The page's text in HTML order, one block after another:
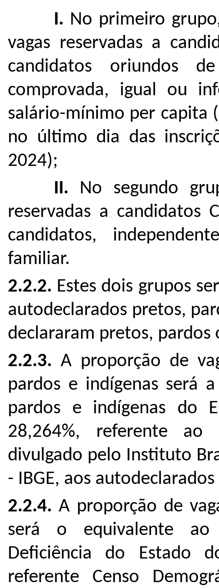
I. No primeiro
vagas reservadas a
candidatos oriundos
comprovada, igual ou
salário-mínimo per capita
no último dia das
2024);
II. No segundo
reservadas a candidatos
candidatos,
familiar.
2.2.2. Estes dois grupos
autodeclarados pretos,
declararam pretos, pardos
2.2.3. A proporção de
pardos e indígenas será
pardos e indígenas do
28,264%, referente ao
divulgado pelo Instituto
- IBGE, aos
2.2.4. A proporção de
será o equivalente ao
Deficiência do Estado
referente Censo